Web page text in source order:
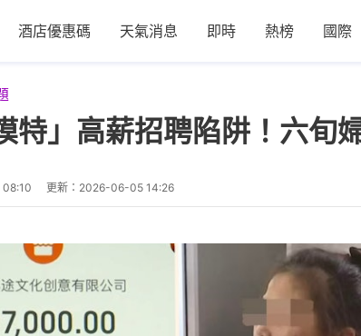
酒店優惠碼 天氣消息 即時 熱榜 國際
特」高薪招聘陷阱！六
更新： 2026-06-05 14:26